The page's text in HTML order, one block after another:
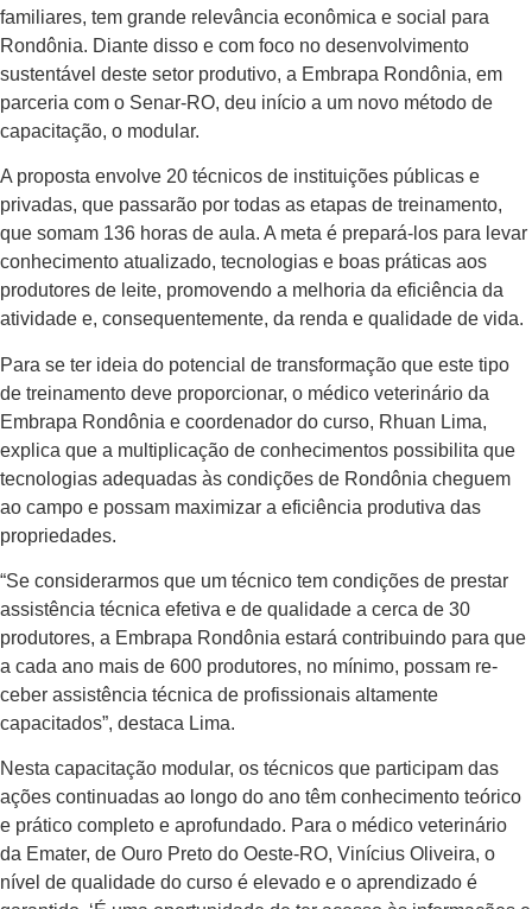
familia­res, tem grande relevância eco­nômica e social para
Rondônia. Diante disso e com foco no de­senvolvimento
sustentável deste setor produtivo, a Embrapa Rondônia, em
parceria com o Senar-RO, deu início a um novo método de
capacitação, o modular.
A proposta envolve 20 técnicos de ins­tituições públicas e
privadas, que passarão por todas as etapas de treinamento,
que somam 136 horas de aula. A meta é prepa­rá-los para levar
conhecimento atualizado, tecnologias e boas práticas aos
produtores de leite, promovendo a melhoria da efici­ência da
atividade e, consequentemente, da renda e qualidade de vida.
Para se ter ideia do potencial de transformação que este tipo
de trei­namento deve proporcionar, o médico veterinário da
Embrapa Rondônia e co­ordenador do curso, Rhuan Lima,
explica que a multiplicação de conhecimentos possibilita que
tecnologias adequadas às condições de Rondônia cheguem
ao campo e possam maximizar a eficiência produtiva das
propriedades.
“Se considerarmos que um técnico tem condições de prestar
assistência téc­nica efetiva e de qualidade a cerca de 30
produtores, a Embrapa Rondônia estará contribuindo para que
a cada ano mais de 600 produtores, no mínimo, possam re­
ceber assistência técnica de profissionais altamente
capacitados”, destaca Lima.
Nesta capacitação modular, os técni­cos que participam das
ações continuadas ao longo do ano têm conhecimento teórico
e prático completo e aprofundado. Para o médico veterinário
da Emater, de Ouro Preto do Oeste-RO, Vinícius Oliveira, o
nível de qualidade do curso é elevado e o aprendiza­do é